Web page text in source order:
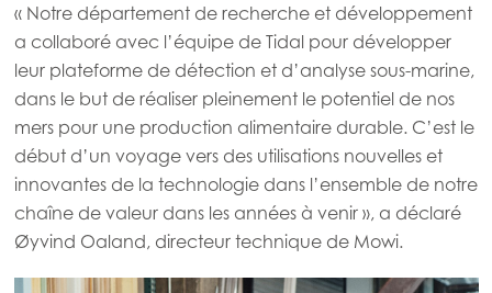
Mowi Czechia (CZ)
Mowi Czechia (EN)
Mowi Faroe Islands
Mowi FranceACTIVE
Mowi Germany
Mowi Ireland Continue
« Notre département de recherche et développement
a collaboré avec l’équipe de Tidal pour développer
leur plateforme de détection et d’analyse sous-marine,
dans le but de réaliser pleinement le potentiel de nos
mers pour une production alimentaire durable. C’est le
début d’un voyage vers des utilisations nouvelles et
innovantes de la technologie dans l’ensemble de notre
chaîne de valeur dans les années à venir », a déclaré
Øyvind Oaland, directeur technique de Mowi.